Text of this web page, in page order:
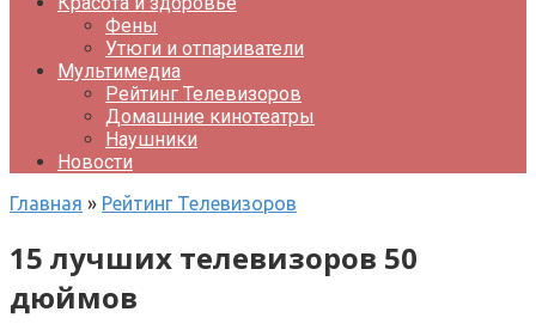
Фены
Утюги и отпариватели
Мультимедиа
Рейтинг Телевизоров
Домашние кинотеатры
Наушники
Новости
Главная » Рейтинг Телевизоров
15 лучших телевизоров 50
дюймов